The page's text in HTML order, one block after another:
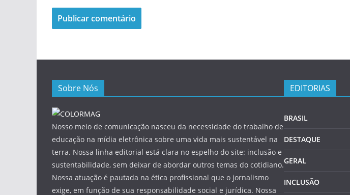
Sobre Nós
Nosso meio de comunicação nasceu da necessidade do trabalho de
educação na mídia eletrônica sobre uma vida mais sustentável na
terra. Nossa linha editorial está clara no espelho do site: inclusão e
sustentabilidade, sem deixar de abordar outros temas do cotidiano.
Nossa atuação é pautada na ética profissional que o jornalismo
exige, em função de sua responsabilidade social e jurídica. Nossa
EDITORIAS
BRASIL
DESTAQUE
GERAL
INCLUSÃO